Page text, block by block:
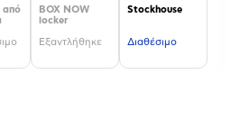
από
BOX NOW
locker
Εξαντλήθηκε
Stockhouse
Διαθέσιμο